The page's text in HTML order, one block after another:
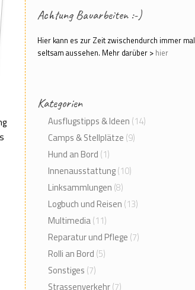
Achtung Bauarbeiten :-)
Hier kann es zur Zeit zwischendurch immer mal
seltsam aussehen. Mehr darüber > hier
Kategorien
Ausflugstipps & Ideen (14)
Camps & Stellplätze (9)
Hund an Bord (1)
Innenausstattung(10)
Linksammlungen (8)
Logbuch und Reisen (13)
Multimedia(11)
Reparatur und Pflege (7)
Rolli an Bord (5)
Sonstiges (7)
Strassenverkehr(7)